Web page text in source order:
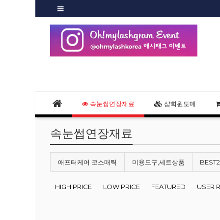
속눈썹연장재료 샵회원도매
속눈썹연장재료
애프터케어 코스매틱 미용도구,세트상품
HIGH PRICE LOW PRICE FEATURED USER